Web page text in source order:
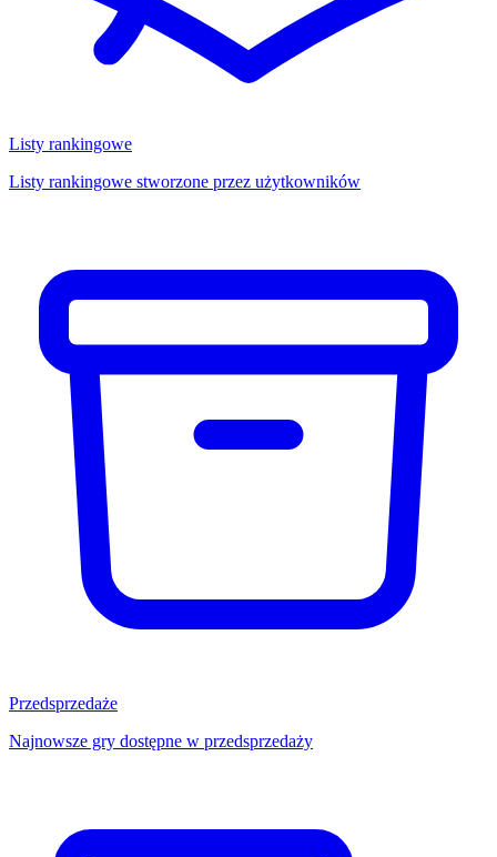
Listy rankingowe
Listy rankingowe stworzone przez użytkowników
Przedsprzedaże
Najnowsze gry dostępne w przedsprzedaży